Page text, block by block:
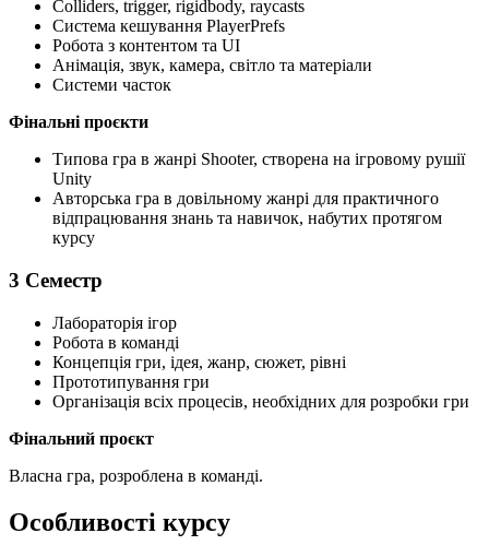
Colliders, trigger, rigidbody, raycasts
Система кешування PlayerPrefs
Робота з контентом та UI
Анімація, звук, камера, світло та матеріали
Системи часток
Фінальні проєкти
Типова гра в жанрі Shooter, створена на ігровому рушії
Unity
Авторська гра в довільному жанрі для практичного
відпрацювання знань та навичок, набутих протягом
курсу
3 Семестр
Лабораторія ігор
Робота в команді
Концепція гри, ідея, жанр, сюжет, рівні
Прототипування гри
Організація всіх процесів, необхідних для розробки гри
Фінальний проєкт
Власна гра, розроблена в команді.
Особливості курсу